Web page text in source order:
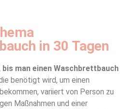
in 30 Tagen
man einen Waschbrettbauch
benötigt wird, um einen
variiert von Person zu
Maßnahmen und einer